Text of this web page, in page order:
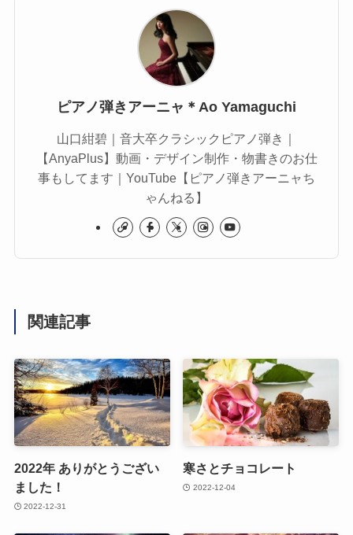
ピアノ弾きアーニャ＊Ao Yamaguchi
山口紺碧｜音大卒クラシックピアノ弾き｜
【AnyaPlus】動画・デザイン制作・物書きのお仕
事もしてます｜YouTube【ピアノ弾きアーニャち
ゃんねる】
関連記事
2022年 ありがとうござい
ました！
2022-12-31
寒さとチョコレート
2022-12-04